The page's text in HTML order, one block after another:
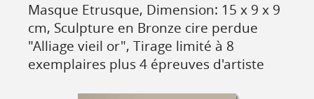
Masque Etrusque, Dimension: 15 x 9 x 9
cm, Sculpture en Bronze cire perdue
"Alliage vieil or", Tirage limité à 8
exemplaires plus 4 épreuves d'artiste